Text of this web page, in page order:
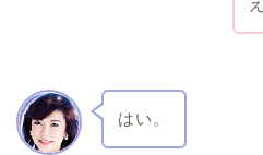
はい。